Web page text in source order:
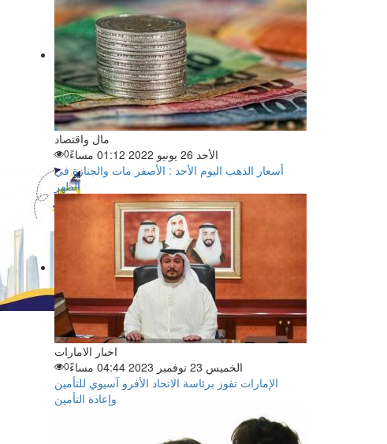
مال واقتصاد
الأحد 26 يونيو 2022 01:12 مساءً
0
أسعار الذهب اليوم الأحد : الأصفر مات والجنازة في
الظهر
اخبار الامارات
الخميس 23 نوفمبر 2023 04:44 مساءً
0
الإمارات تفوز برئاسة الاتحاد الأفرو آسيوي للتأمين
وإعادة التأمين